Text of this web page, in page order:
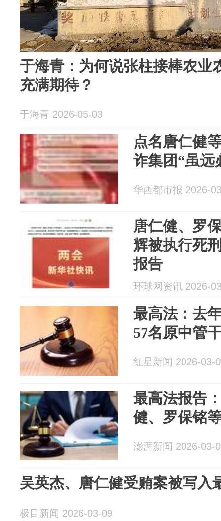
于海青：为何说张柱接棒农业
充满期待？
于海青 2026-05-03
点名唐仁健
诈集团“虽远
华西都市报 2026-
唐仁健、罗
辉被执行死
报告
环球网资讯 2026-
最高法：去
57名原中管
红星新闻 2026-03-
最高法报告
健、罗保铭
澎湃新闻 2026-03-
吴英杰、唐仁健受贿案被写入
极目新闻 2026-03-09